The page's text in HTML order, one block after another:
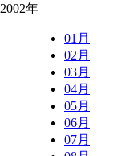
2002年
01月
02月
03月
04月
05月
06月
07月